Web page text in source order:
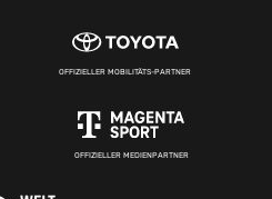
OFFIZIELLER MOBILITÄTS-PARTNER
OFFIZIELLER MEDIENPARTNER